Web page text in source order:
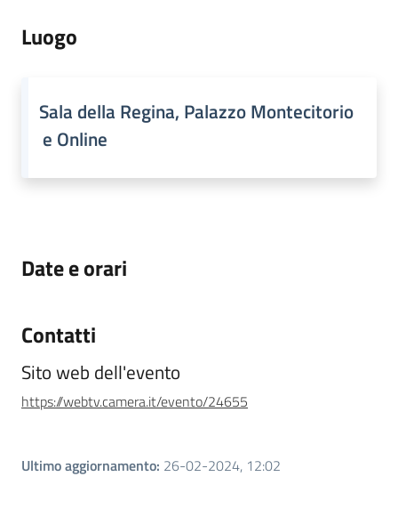
Regione
Novità
Argomenti
Luogo
Sala della Regina, Palazzo Montecitorio
e Online
Date e orari
Contatti
Sito web dell'evento
https://webtv.camera.it/evento/24655
Ultimo aggiornamento: 26-02-2024, 12:02